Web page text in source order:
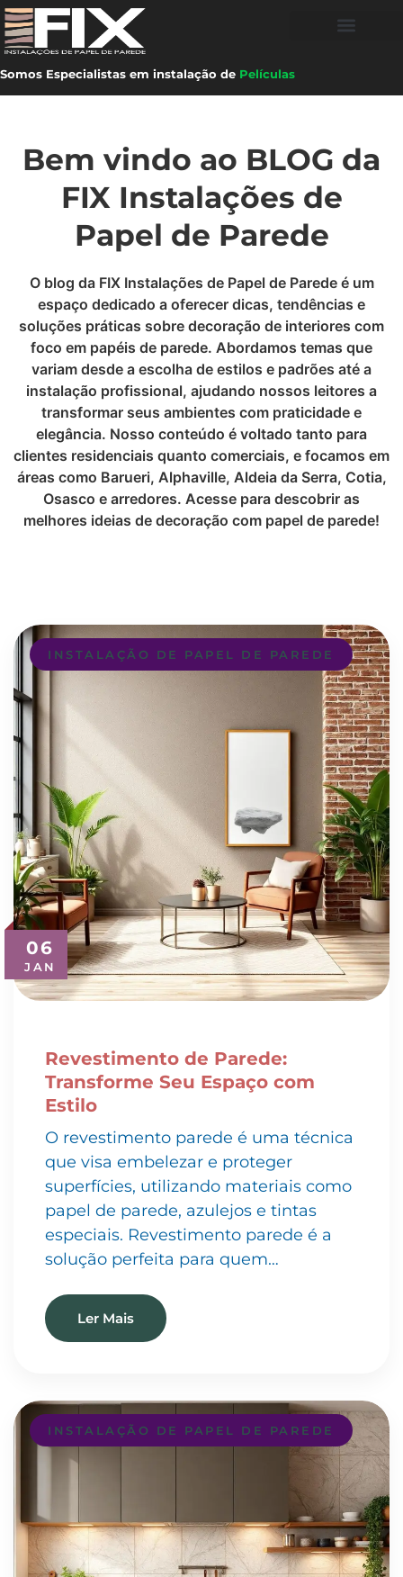
Somos Especialistas em instalação de Películas
Bem vindo ao BLOG da
FIX Instalações de
Papel de Parede
O blog da FIX Instalações de Papel de Parede é um
espaço dedicado a oferecer dicas, tendências e
soluções práticas sobre decoração de interiores com
foco em papéis de parede. Abordamos temas que
variam desde a escolha de estilos e padrões até a
instalação profissional, ajudando nossos leitores a
transformar seus ambientes com praticidade e
elegância. Nosso conteúdo é voltado tanto para
clientes residenciais quanto comerciais, e focamos em
áreas como Barueri, Alphaville, Aldeia da Serra, Cotia,
Osasco e arredores. Acesse para descobrir as
melhores ideias de decoração com papel de parede!
06
JAN
INSTALAÇÃO DE PAPEL DE PAREDE
Revestimento de Parede:
Transforme Seu Espaço com
Estilo
O revestimento parede é uma técnica
que visa embelezar e proteger
superfícies, utilizando materiais como
papel de parede, azulejos e tintas
especiais. Revestimento parede é a
solução perfeita para quem…
Ler Mais
INSTALAÇÃO DE PAPEL DE PAREDE